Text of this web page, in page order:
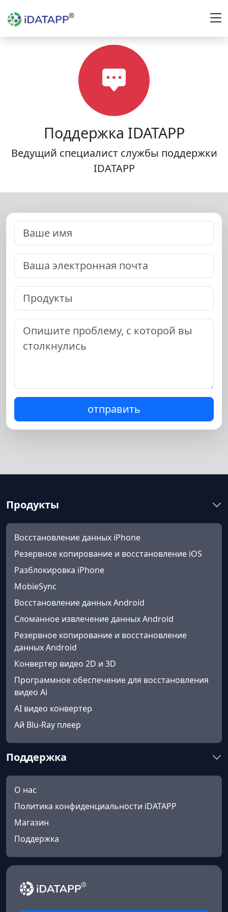
Поддержка IDATAPP
Ведущий специалист службы поддержки
IDATAPP
отправить
Submit success!
Продукты
Восстановление данных iPhone
Резервное копирование и восстановление iOS
Разблокировка iPhone
MobieSync
Восстановление данных Android
Сломанное извлечение данных Android
Резервное копирование и восстановление
данных Android
Конвертер видео 2D и 3D
Программное обеспечение для восстановления
видео Ai
AI видео конвертер
Ай Blu-Ray плеер
Поддержка
О нас
Политика конфиденциальности iDATAPP
Магазин
Поддержка
Deutsche
Suomalainen
Dansk
Ελληνικά
Türk
русский
हिंदी
Bahasa Melayu
Română
Polskie
Gaeilge
繁體中文